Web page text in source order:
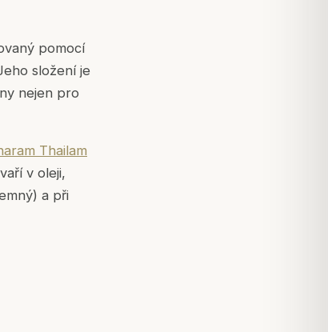
pomocí
složení je
nejen pro
Thailam
v oleji,
a při